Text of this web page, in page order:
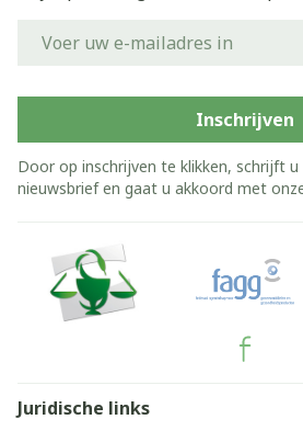
Inschrijven
Door op inschrijven te klikken, schrijft
nieuwsbrief en gaat u akkoord met
Juridische links